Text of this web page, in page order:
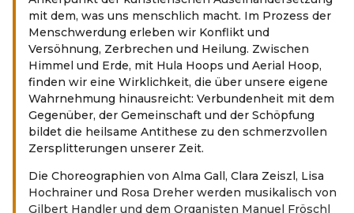
mit dem, was uns menschlich macht. Im Prozess der
Menschwerdung erleben wir Konflikt und
Versöhnung, Zerbrechen und Heilung. Zwischen
Himmel und Erde, mit Hula Hoops und Aerial Hoop,
finden wir eine Wirklichkeit, die über unsere eigene
Wahrnehmung hinausreicht: Verbundenheit mit dem
Gegenüber, der Gemeinschaft und der Schöpfung
bildet die heilsame Antithese zu den schmerzvollen
Zersplitterungen unserer Zeit.
Die Choreographien von Alma Gall, Clara Zeiszl, Lisa
Hochrainer und Rosa Dreher werden musikalisch von
Gilbert Handler und dem Organisten Manuel Fröschl